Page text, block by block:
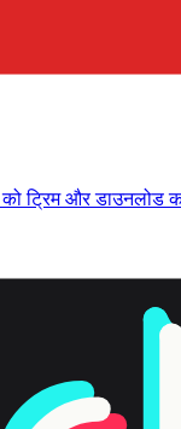
ट्रिम और डाउनलोड